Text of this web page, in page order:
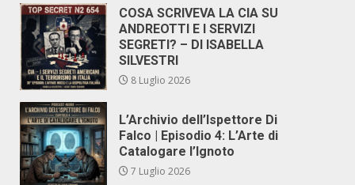
COSA SCRIVEVA LA CIA SU
ANDREOTTI E I SERVIZI
SEGRETI? – DI ISABELLA
SILVESTRI
8 Luglio 2026
L’Archivio dell’Ispettore Di
Falco | Episodio 4: L’Arte di
Catalogare l’Ignoto
7 Luglio 2026